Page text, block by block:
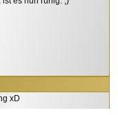
xD